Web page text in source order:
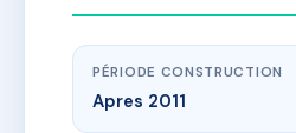
PÉRIODE CONSTRUCTION
Apres 2011